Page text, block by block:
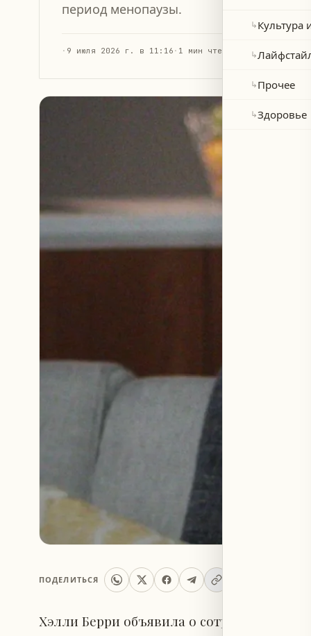
период менопаузы.
· 9 июля 2026 г. в 11:16 · 1 мин чтения
ПОДЕЛИТЬСЯ
Хэлли Берри объявила о сотрудничестве
↳Культура
↳
↳Прочее
↳Здоровье